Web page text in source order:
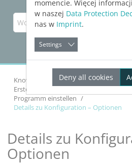
Knowledge Base Revit
Erste Schritte
Erste Schritte mit
Programm einstellen
Details zu Konfiguration – Optionen
Details zu
Optionen
momencie. Więcej
w naszej Data Protection
nas w Imprint.
Settings
Deny all cookies